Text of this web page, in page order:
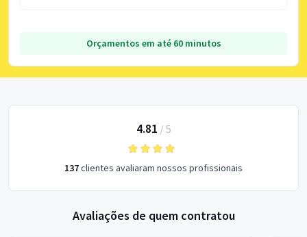
Orçamentos em até 60 minutos
4.81 / 5
137clientes avaliaram nossos profissionais
Avaliações de quem contratou